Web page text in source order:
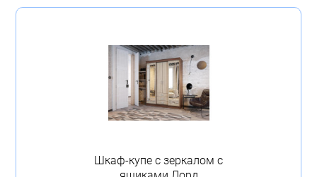
Шкаф-купе с зеркалом с